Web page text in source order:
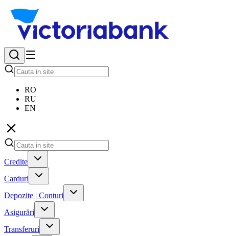
RO
RU
EN
Credite
Carduri
Depozite | Conturi
Asigurări
Transferuri